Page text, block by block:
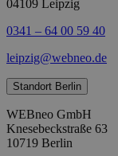
04109 Leipzig
0341 – 64 00 59 40
leipzig@webneo.de
Standort Berlin
WEBneo GmbH
Knesebeckstraße 63
10719 Berlin